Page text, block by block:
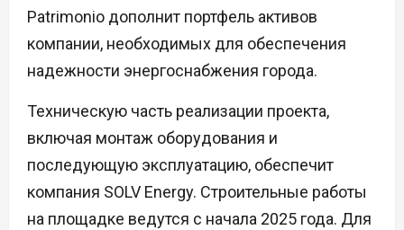
Patrimonio дополнит портфель активов
компании, необходимых для обеспечения
надежности энергоснабжения города.
Техническую часть реализации проекта,
включая монтаж оборудования и
последующую эксплуатацию, обеспечит
компания SOLV Energy. Строительные работы
на площадке ведутся с начала 2025 года. Для